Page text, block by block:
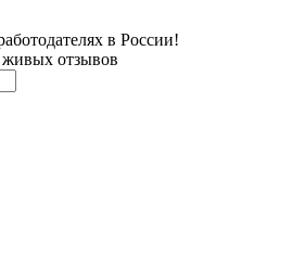
в России!
живых отзывов